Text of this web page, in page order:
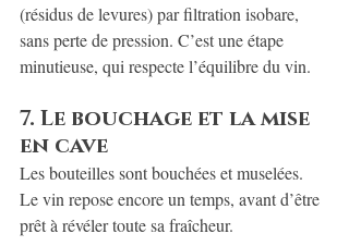
(résidus de levures) par filtration isobare,
sans perte de pression. C’est une étape
minutieuse, qui respecte l’équilibre du vin.
7. Le bouchage et la mise
en cave
Les bouteilles sont bouchées et muselées.
Le vin repose encore un temps, avant d’être
prêt à révéler toute sa fraîcheur.